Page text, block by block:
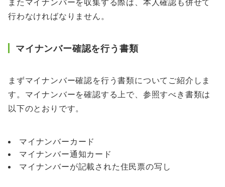
行わなければなりません。
マイナンバー確認を行う書類
まずマイナンバー確認を行う書類についてご紹介しま
す。マイナンバーを確認する上で、参照すべき書類は
以下のとおりです。
マイナンバーカード
マイナンバー通知カード
マイナンバーが記載された住民票の写し